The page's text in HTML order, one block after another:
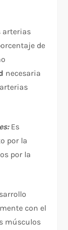
arterias
de
necesaria
Es
por la
por la
con el
músculos